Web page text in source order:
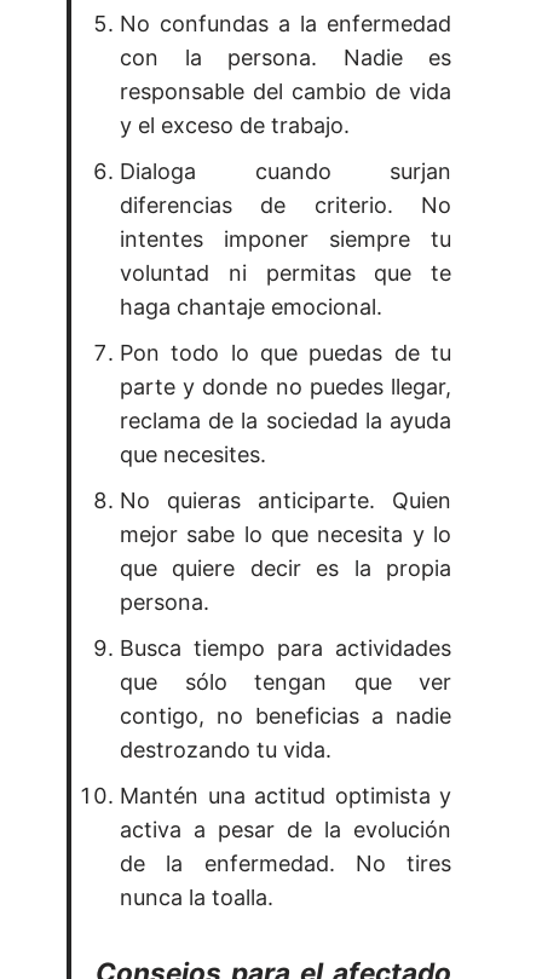
No confundas a la enfermedad
con la persona. Nadie es
responsable del cambio de vida
y el exceso de trabajo.
Dialoga cuando surjan
diferencias de criterio. No
intentes imponer siempre tu
voluntad ni permitas que te
haga chantaje emocional.
Pon todo lo que puedas de tu
parte y donde no puedes llegar,
reclama de la sociedad la ayuda
que necesites.
No quieras anticiparte. Quien
mejor sabe lo que necesita y lo
que quiere decir es la propia
persona.
Busca tiempo para actividades
que sólo tengan que ver
contigo, no beneficias a nadie
destrozando tu vida.
Mantén una actitud optimista y
activa a pesar de la evolución
de la enfermedad. No tires
nunca la toalla.